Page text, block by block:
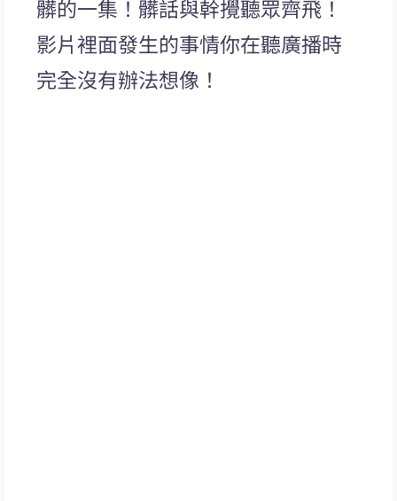
髒的一集！髒話與幹攪聽眾齊飛！
影片裡面發生的事情你在聽廣播時
完全沒有辦法想像！